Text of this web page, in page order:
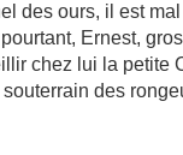
des ours, il est
Ernest,
chez lui la petite
des